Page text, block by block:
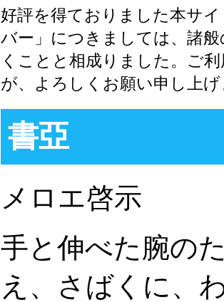
好評を得ておりました本サ
バー」につきましては、諸
くことと相成りました。ご
が、よろしくお願い申し上
書亞
メロエ啓示
手と伸べた腕の
え、さばくに、